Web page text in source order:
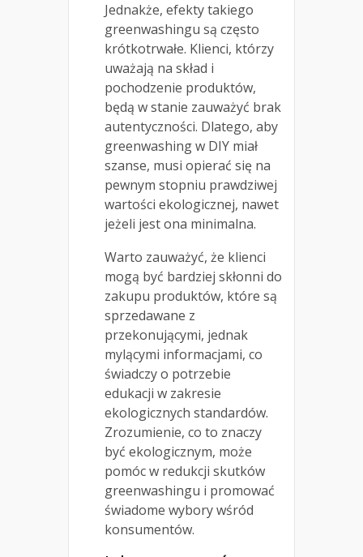
Jednakże, efekty takiego
greenwashingu są często
krótkotrwałe. Klienci, którzy
uważają na skład i
pochodzenie produktów,
będą w stanie zauważyć brak
autentyczności. Dlatego, aby
greenwashing w DIY miał
szanse, musi opierać się na
pewnym stopniu prawdziwej
wartości ekologicznej, nawet
jeżeli jest ona minimalna.
Warto zauważyć, że klienci
mogą być bardziej skłonni do
zakupu produktów, które są
sprzedawane z
przekonującymi, jednak
mylącymi informacjami, co
świadczy o potrzebie
edukacji w zakresie
ekologicznych standardów.
Zrozumienie, co to znaczy
być ekologicznym, może
pomóc w redukcji skutków
greenwashingu i promować
świadome wybory wśród
konsumentów.